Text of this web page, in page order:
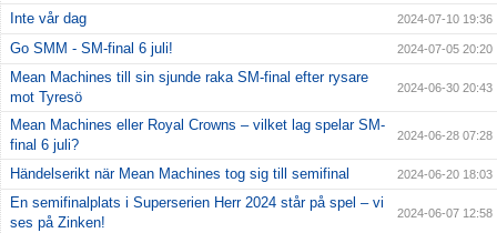
Inte vår dag 2024-07-10 19:36
Go SMM - SM-final 6 juli! 2024-07-05 20:20
Mean Machines till sin sjunde raka SM-final efter rysare
mot Tyresö
2024-06-30 20:43
Mean Machines eller Royal Crowns – vilket lag spelar SM-
final 6 juli?
2024-06-28 07:28
Händelserikt när Mean Machines tog sig till semifinal 2024-06-20 18:03
En semifinalplats i Superserien Herr 2024 står på spel – vi
ses på Zinken!
2024-06-07 12:58